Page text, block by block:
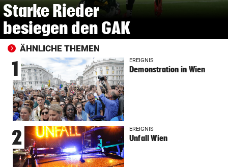
Starke Rieder
besiegen den GAK
ÄHNLICHE THEMEN
1 EREIGNIS
Demonstration in Wien
2 EREIGNIS
Unfall Wien